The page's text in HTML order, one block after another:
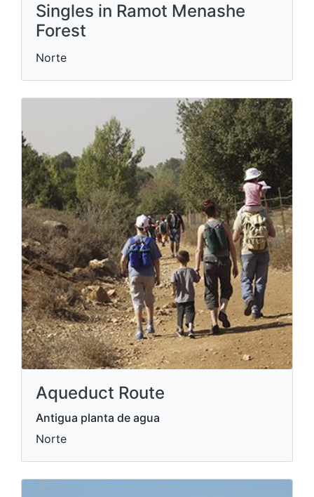
Singles in Ramot Menashe
Forest
Norte
Aqueduct Route
Antigua planta de agua
Norte